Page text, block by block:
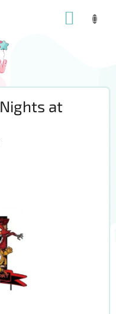
at